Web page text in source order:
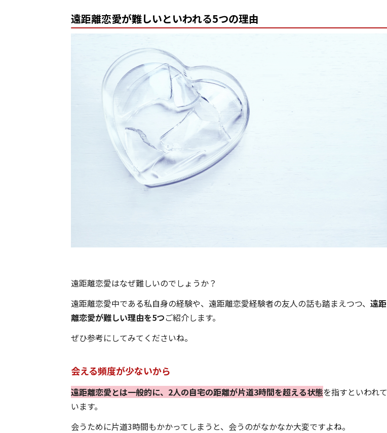
遠距離恋愛が難しいといわれる5つの理由
遠距離恋愛はなぜ難しいのでしょうか？
遠距離恋愛中である私自身の経験や、遠距離恋愛経験者の友人の話も踏まえつつ、 遠距
離恋愛が難しい理由を5つご紹介します。
ぜひ参考にしてみてくださいね。
会える頻度が少ないから
遠距離恋愛とは一般的に、2人の自宅の距離が片道3時間を超える状態を指すといわれて
います。
会うために片道3時間もかかってしまうと、会うのがなかなか大変ですよね。